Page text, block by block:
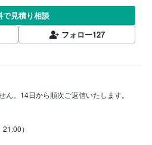
で見積り相談
フォロー127
。14日から順次ご返信いたします。
）